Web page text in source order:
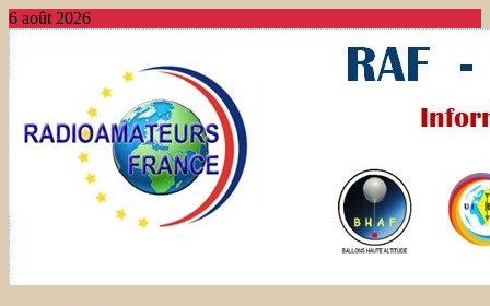
6 août 2026